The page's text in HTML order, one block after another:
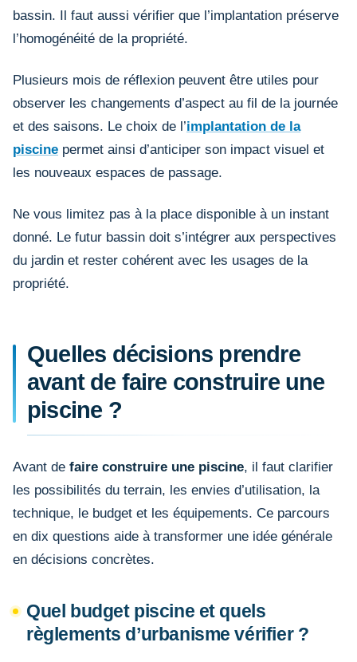
bassin. Il faut aussi vérifier que l’implantation préserve
l’homogénéité de la propriété.
Plusieurs mois de réflexion peuvent être utiles pour
observer les changements d’aspect au fil de la journée
et des saisons. Le choix de l’implantation de la
piscine permet ainsi d’anticiper son impact visuel et
les nouveaux espaces de passage.
Ne vous limitez pas à la place disponible à un instant
donné. Le futur bassin doit s’intégrer aux perspectives
du jardin et rester cohérent avec les usages de la
propriété.
Quelles décisions prendre
avant de faire construire une
piscine ?
Avant de faire construire une piscine, il faut clarifier
les possibilités du terrain, les envies d’utilisation, la
technique, le budget et les équipements. Ce parcours
en dix questions aide à transformer une idée générale
en décisions concrètes.
Quel budget piscine et quels
règlements d’urbanisme vérifier ?